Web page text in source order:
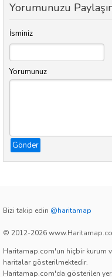
Yorumunuzu
İsminiz
Yorumunuz
Gönder
Bizi takip edin @haritamap
© 2012-2026
Haritamap.com'un hiçbir kurum
haritalar gösterilmektedir.
Haritamap.com'da gösterilen